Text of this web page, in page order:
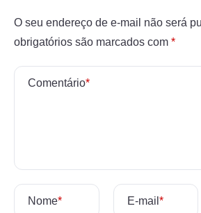
O seu endereço de e-mail não será
obrigatórios são marcados com *
Comentário*
Nome* E-mail *